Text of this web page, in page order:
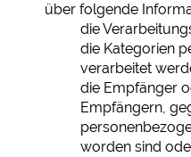
über folgende
die
die Kategorien
verarbeitet
die Empfänger
Empfängern,
worden sind